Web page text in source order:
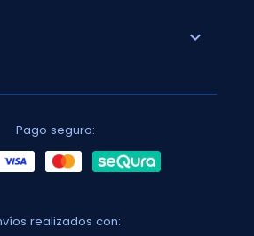
expand_more
Pago seguro:
realizados con: